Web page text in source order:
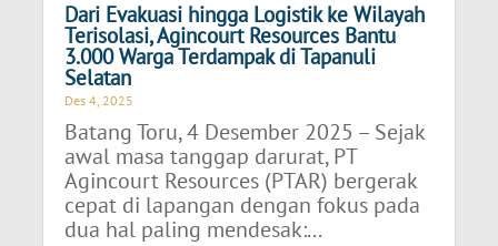
Dari Evakuasi hingga Logistik ke Wilayah
Terisolasi, Agincourt Resources Bantu
3.000 Warga Terdampak di Tapanuli
Selatan
Des 4, 2025
Batang Toru, 4 Desember 2025 – Sejak
awal masa tanggap darurat, PT
Agincourt Resources (PTAR) bergerak
cepat di lapangan dengan fokus pada
dua hal paling mendesak:...